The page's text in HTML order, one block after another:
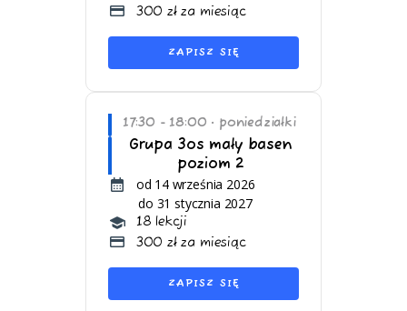
300 zł za miesiąc
ZAPISZ SIĘ
17:30 - 18:00 • poniedziałki
Grupa 3os mały basen
poziom 2
od 14 września 2026
do 31 stycznia 2027
18 lekcji
300 zł za miesiąc
ZAPISZ SIĘ